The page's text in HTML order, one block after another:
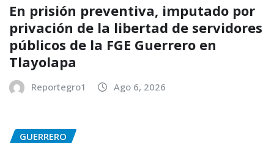
En prisión preventiva, imputado por
privación de la libertad de servidores
públicos de la FGE Guerrero en
Tlayolapa
Reportegro1 Ago 6, 2026
GUERRERO